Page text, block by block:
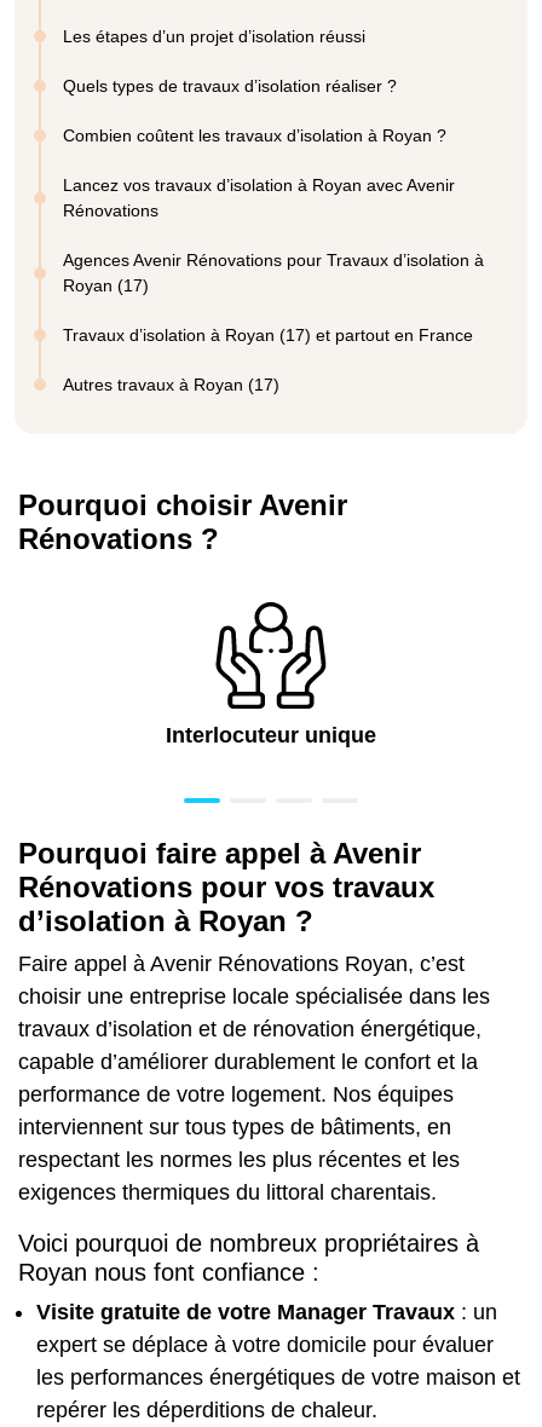
Les étapes d’un projet d’isolation réussi
Quels types de travaux d’isolation réaliser ?
Combien coûtent les travaux d’isolation à Royan ?
Lancez vos travaux d’isolation à Royan avec Avenir
Rénovations
Agences Avenir Rénovations pour Travaux d’isolation à
Royan (17)
Travaux d’isolation à Royan (17) et partout en France
Autres travaux à Royan (17)
Pourquoi choisir Avenir
Rénovations ?
Interlocuteur unique
Pourquoi faire appel à Avenir
Rénovations pour vos travaux
d’isolation à Royan ?
Faire appel à Avenir Rénovations Royan, c’est
choisir une entreprise locale spécialisée dans les
travaux d’isolation et de rénovation énergétique,
capable d’améliorer durablement le confort et la
performance de votre logement. Nos équipes
interviennent sur tous types de bâtiments, en
respectant les normes les plus récentes et les
exigences thermiques du littoral charentais.
Voici pourquoi de nombreux propriétaires à
Royan nous font confiance :
Visite gratuite de votre Manager Travaux : un
expert se déplace à votre domicile pour évaluer
les performances énergétiques de votre maison et
repérer les déperditions de chaleur.